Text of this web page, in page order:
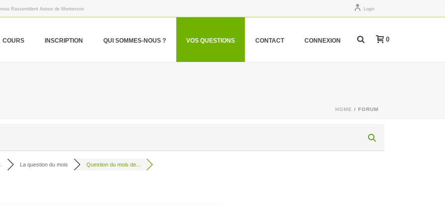
Rassemblent Autour de Montessori Login
COURS INSCRIPTION QUI SOMMES-NOUS ? VOS QUESTIONS CONTACT CONNEXION 0
HOME / FORUM
La question du mois Question du mois de...